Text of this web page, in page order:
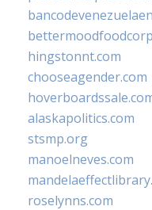
hingstonnt.com
chooseagender.com
alaskapolitics.com
stsmp.org
manoelneves.com
roselynns.com